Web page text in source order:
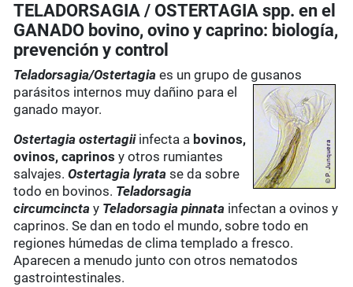
TELADORSAGIA / OSTERTAGIA spp. en el
GANADO bovino, ovino y caprino: biología,
prevención y control
Teladorsagia/Ostertagia es un grupo de gusanos
parásitos internos muy dañino para el
ganado mayor.
Ostertagia ostertagiiinfecta a bovinos,
ovinos, caprinos y otros rumiantes
salvajes.Ostertagia lyrata se da sobre
todo en bovinos. Teladorsagia
circumcinctay Teladorsagia pinnata infectan a ovinos y
caprinos. Se dan en todo el mundo, sobre todo en
regiones húmedas de clima templado a fresco.
Aparecen a menudo junto con otros nematodos
gastrointestinales.